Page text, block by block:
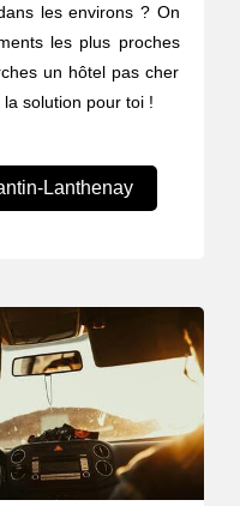
les environs ? On
les plus proches
un hôtel pas cher
solution pour toi !
Lanthenay